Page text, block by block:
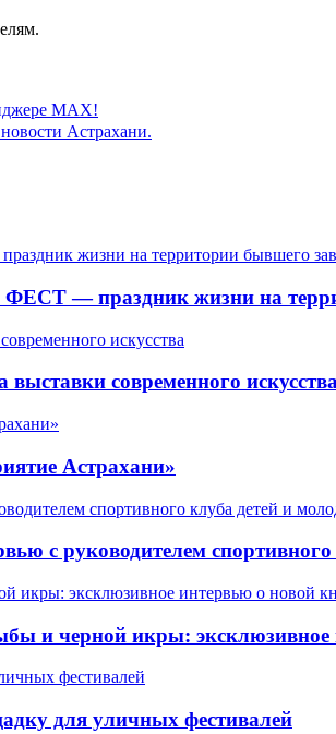
MAX!
Астрахани.
— праздник жизни на
выставки современного
Астрахани»
с руководителем
и черной икры: эксклюзивное
для уличных фестивалей